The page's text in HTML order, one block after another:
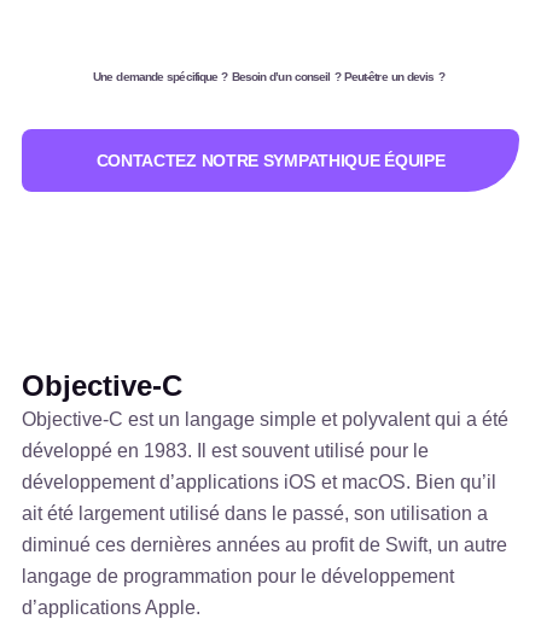
Une demande spécifique ? Besoin d’un conseil ? Peut-être un devis ?
CONTACTEZ NOTRE SYMPATHIQUE ÉQUIPE
Objective-C
Objective-C est un langage simple et polyvalent qui a été
développé en 1983. Il est souvent utilisé pour le
développement d’applications iOS et macOS. Bien qu’il
ait été largement utilisé dans le passé, son utilisation a
diminué ces dernières années au profit de Swift, un autre
langage de programmation pour le développement
d’applications Apple.